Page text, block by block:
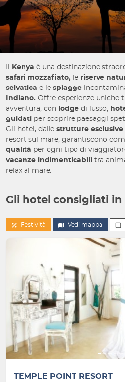
Kenya è una destinazione
safari mozzafiato, le riserve
selvatica e le spiagge
Indiano. Offre esperienze uniche
avventura, con lodge di lusso,
guidati per scoprire paesaggi
Gli hotel, dalle strutture esclusive
resort sul mare, garantiscono
qualità per ogni tipo di
vacanze indimenticabili tra
relax al mare.
Gli hotel consigliati in
Festività Vedi mappa
Indietro
TEMPLE POINT RESORT